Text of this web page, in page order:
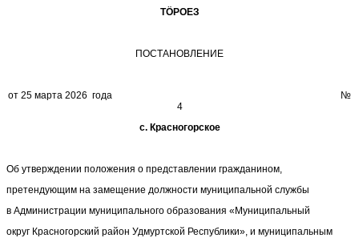
ТÖРОЕЗ
ПОСТАНОВЛЕНИЕ
от 25 марта 2026 года №
4
с. Красногорское
Об утверждении положения о представлении гражданином,
претендующим на замещение должности муниципальной службы
в Администрации муниципального образования «Муниципальный
округ Красногорский район Удмуртской Республики», и муниципальным